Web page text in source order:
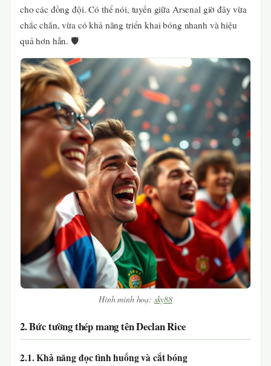
cho các đồng đội. Có thể nói, tuyến giữa Arsenal giờ đây vừa
chắc chắn, vừa có khả năng triển khai bóng nhanh và hiệu
quả hơn hẳn. 🛡️
Hình minh hoạ: sky88
2. Bức tường thép mang tên Declan Rice
2.1. Khả năng đọc tình huống và cắt bóng